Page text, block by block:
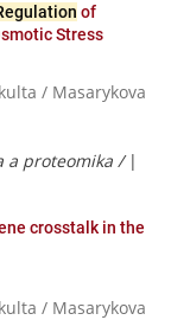
of
Stress
/ Masarykova
a proteomika / |
crosstalk in the
/ Masarykova